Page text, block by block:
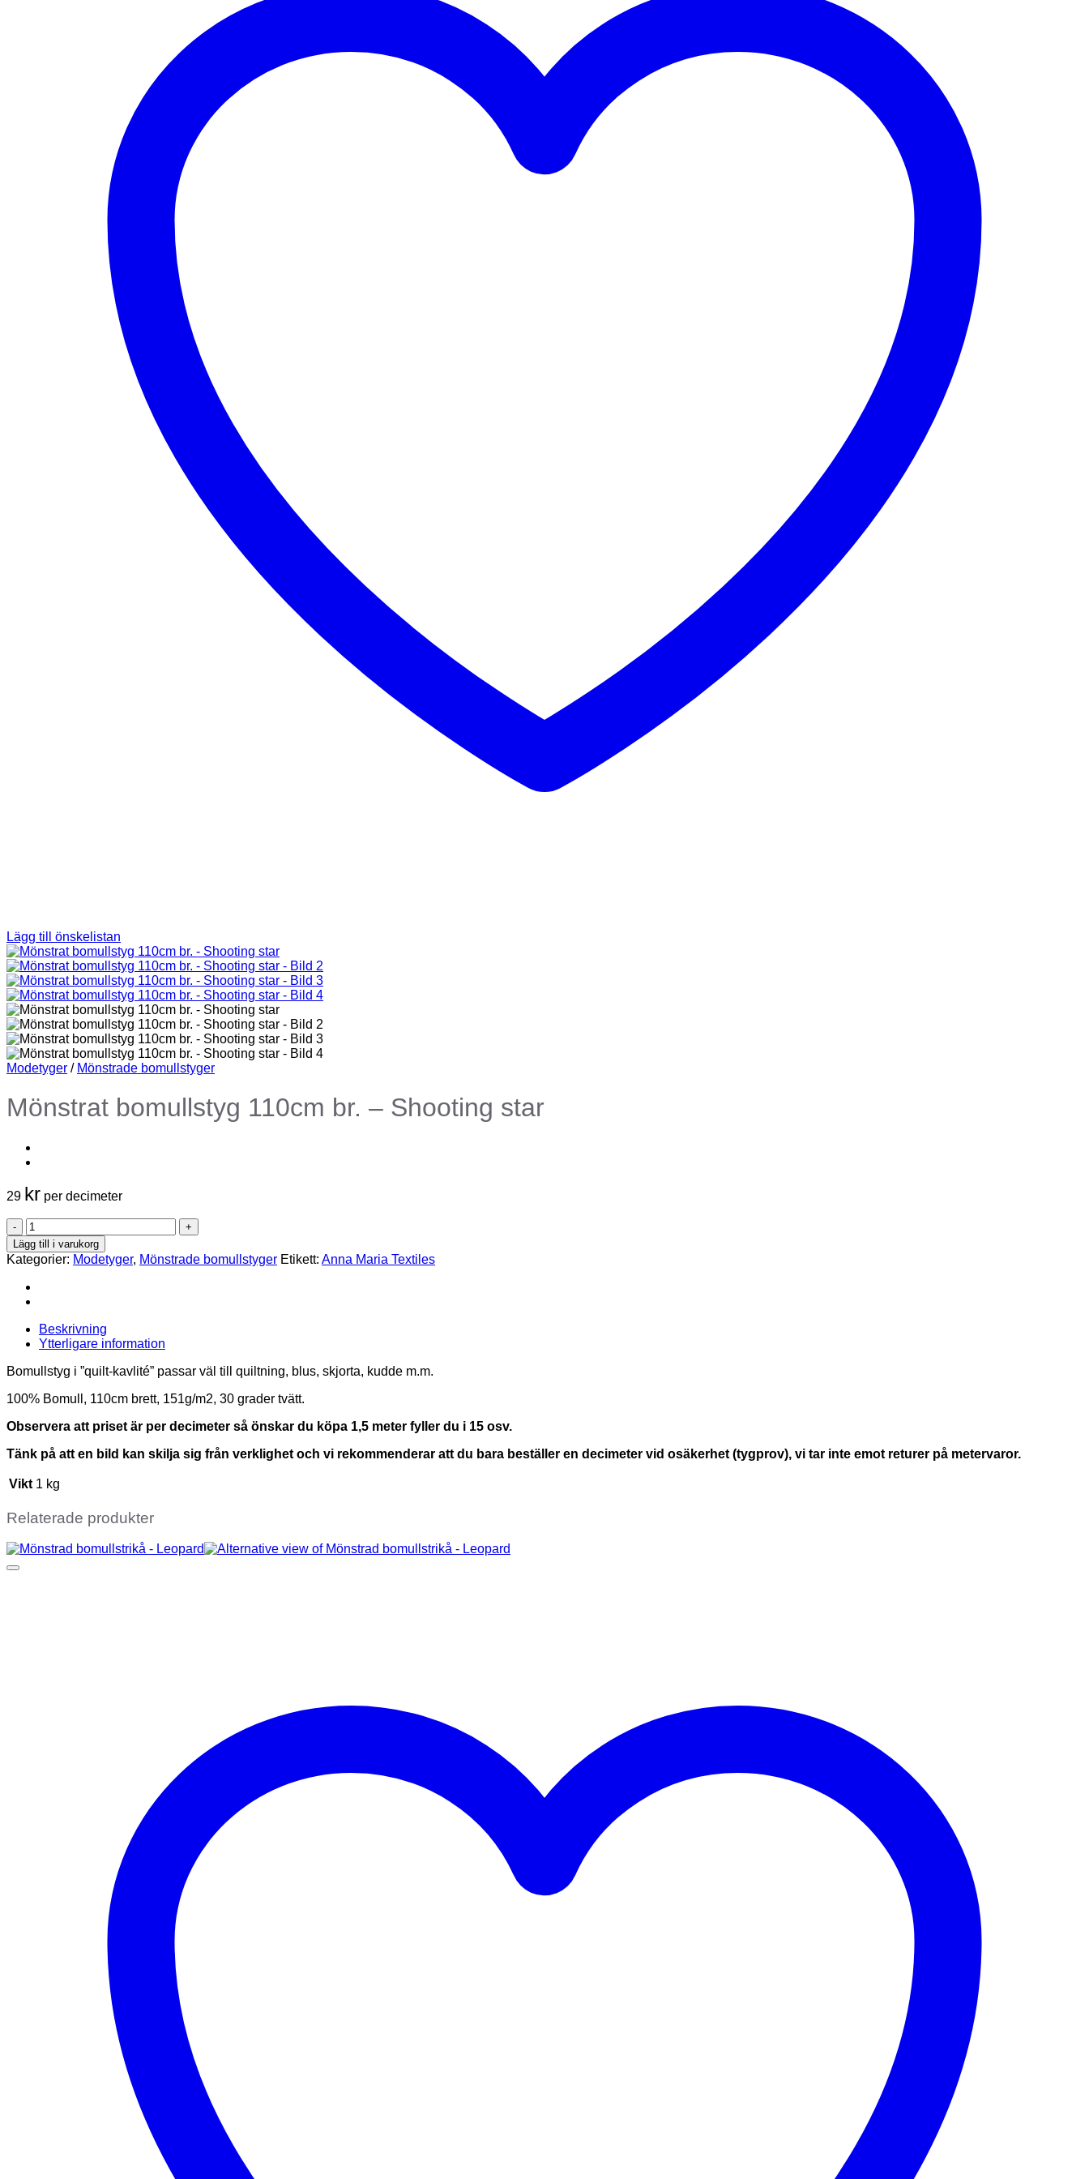
Lägg till önskelistan
Modetyger / Mönstrade bomullstyger
Mönstrat bomullstyg 110cm br. – Shooting star
29 kr per decimeter
Mönstrat
bomullstyg
110cm
br.
-
Shooting
mängd
Lägg till i varukorg
Kategorier: Modetyger, Mönstrade bomullstyger Etikett: Anna Maria Textiles
Beskrivning
Ytterligare information
Bomullstyg i ”quilt-kavlité” passar väl till quiltning, blus, skjorta, kudde m.m.
100% Bomull, 110cm brett, 151g/m2, 30 grader tvätt.
Observera att priset är per decimeter så önskar du köpa 1,5 meter fyller du i 15 osv.
Tänk på att en bild kan skilja sig från verklighet och vi rekommenderar att du bara beställer en decimeter vid osäkerhet (tygprov), vi tar inte emot returer på metervaror.
Vikt 1 kg
Relaterade produkter